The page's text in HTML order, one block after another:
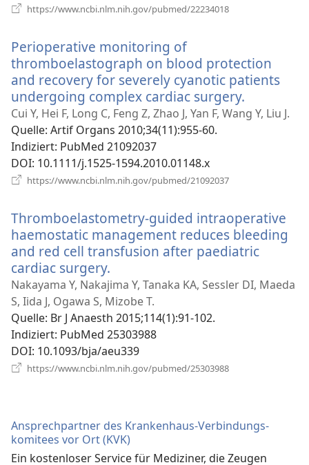
https://www.ncbi.nlm.nih.gov/pubmed/22234018
Perioperative monitoring of
thromboelastograph on blood protection
and recovery for severely cyanotic patients
undergoing complex cardiac surgery.
neues
Cui Y, Hei F, Long C, Feng Z, Zhao J, Yan F, Wang Y, Liu J.
Quelle‎: Artif Organs 2010;34(11):955-60.
Indiziert‎: PubMed 21092037
DOI‎: 10.1111/j.1525-1594.2010.01148.x
https://www.ncbi.nlm.nih.gov/pubmed/21092037
Thromboelastometry-guided intraoperative
haemostatic management reduces bleeding
and red cell transfusion after paediatric
cardiac surgery.
neues
Fenster)
Nakayama Y, Nakajima Y, Tanaka KA, Sessler DI, Maeda
S, Iida J, Ogawa S, Mizobe T.
Quelle‎: Br J Anaesth 2015;114(1):91-102.
Indiziert‎: PubMed 25303988
DOI‎: 10.1093/bja/aeu339
https://www.ncbi.nlm.nih.gov/pubmed/25303988
Ansprechpartner des Krankenhaus-Verbindungs­
komitees vor Ort (KVK)
Ein kostenloser Service für Mediziner, die Zeugen